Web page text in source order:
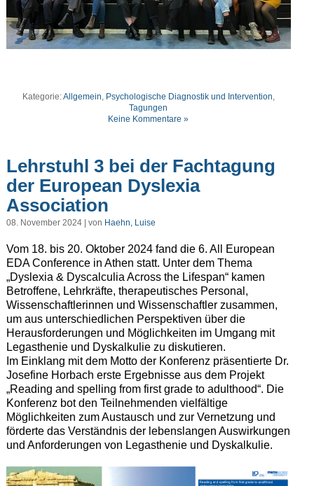
Kategorie:Allgemein Psychologische Diagnostik und Intervention
Tagungen
Keine Kommentare »
Lehrstuhl 3 bei der Fachtagung
der European Dyslexia
Association
08. November 2024 | von Haehn, Luise
Vom 18. bis 20. Oktober 2024 fand die 6. All European
EDA Conference in Athen statt. Unter dem Thema
„Dyslexia & Dyscalculia Across the Lifespan“ kamen
Betroffene, Lehrkräfte, therapeutisches Personal,
Wissenschaftlerinnen und Wissenschaftler zusammen,
um aus unterschiedlichen Perspektiven über die
Herausforderungen und Möglichkeiten im Umgang mit
Legasthenie und Dyskalkulie zu diskutieren.
Im Einklang mit dem Motto der Konferenz präsentierte Dr.
Josefine Horbach erste Ergebnisse aus dem Projekt
„Reading and spelling from first grade to adulthood“. Die
Konferenz bot den Teilnehmenden vielfältige
Möglichkeiten zum Austausch und zur Vernetzung und
förderte das Verständnis der lebenslangen Auswirkungen
und Anforderungen von Legasthenie und Dyskalkulie.